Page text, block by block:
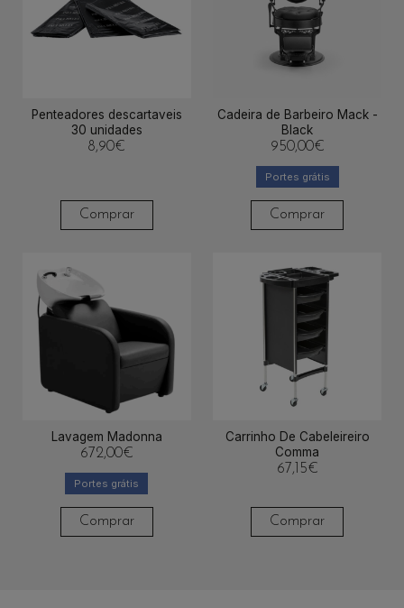
Penteadores descartaveis
30 unidades
8,90€
Comprar
Cadeira de Barbeiro Mack -
Black
950,00€
Portes grátis
Comprar
Lavagem Madonna
672,00€
Portes grátis
Comprar
Carrinho De Cabeleireiro
Comma
67,15€
Comprar